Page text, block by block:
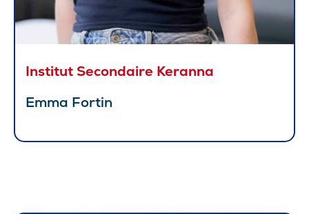
Institut Secondaire Keranna
Emma Fortin